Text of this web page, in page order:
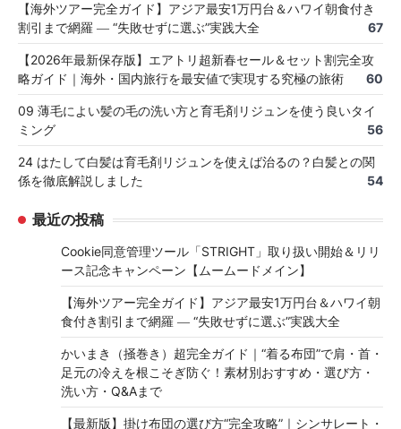
【海外ツアー完全ガイド】アジア最安1万円台＆ハワイ朝食付き
割引まで網羅 ― “失敗せずに選ぶ”実践大全
67
【2026年最新保存版】エアトリ超新春セール＆セット割完全攻
略ガイド｜海外・国内旅行を最安値で実現する究極の旅術
60
09 薄毛によい髪の毛の洗い方と育毛剤リジュンを使う良いタイ
ミング
56
24 はたして白髪は育毛剤リジュンを使えば治るの？白髪との関
係を徹底解説しました
54
最近の投稿
Cookie同意管理ツール「STRIGHT」取り扱い開始＆リリ
ース記念キャンペーン【ムームードメイン】
【海外ツアー完全ガイド】アジア最安1万円台＆ハワイ朝
食付き割引まで網羅 ― “失敗せずに選ぶ”実践大全
かいまき（掻巻き）超完全ガイド｜“着る布団”で肩・首・
足元の冷えを根こそぎ防ぐ！素材別おすすめ・選び方・
洗い方・Q&Aまで
【最新版】掛け布団の選び方“完全攻略”｜シンサレート・